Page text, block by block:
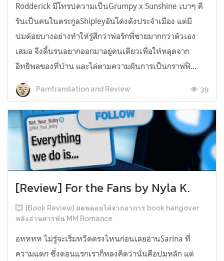
Rodderick มีโทรปความเป็นGrumpy x Sunshine เบาๆ คี
รันเป็นคนในตระกูลShipleyอันโด่งดังประจำเมือง แต่มี
ปมด้อยบางอย่างทำให้รู้สึกว่าพ่อรักพี่ชายมากกว่าตัวเอง
เสมอ จึงดิ้นรนอยากออกมาอยู่คนเดียวเพื่อให้หลุดจาก
อิทธิพลของที่บ้าน และไล่ตามความฝันการเป็นกราฟฟิ...
Parntranslation and Review 39
[Review] For the Fans by Nyla K.
[Book Review] ผลพลอยได้จากอาการ book hangover
หลังอ่านสารพัน MM Romance
อหหหห ไม่รู้จะเริ่มหวีดตรงไหนก่อนเลยอ่านSarina ที่
ความแตก ซึ่งตอนแรกเราก็หลงคิดว่านั่นคือปมหลัก แต่